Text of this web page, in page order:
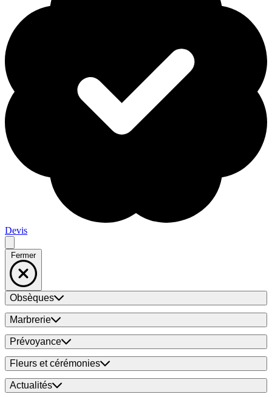
Devis
Fermer
Obsèques
Marbrerie
Prévoyance
Fleurs et cérémonies
Actualités